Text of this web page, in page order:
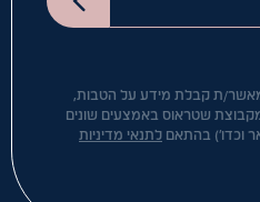
ת קבלת מידע על הטבות,
שטראוס באמצעים שונים
לתנאי מדיניות